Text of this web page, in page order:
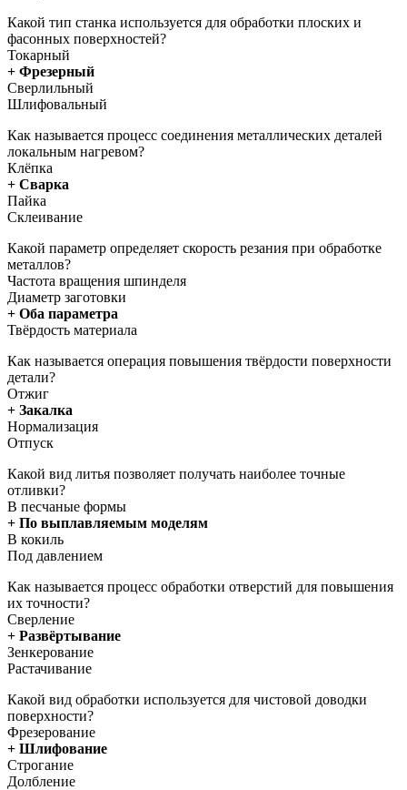
Какой тип станка используется для обработки плоских и
фасонных поверхностей?
Токарный
+ Фрезерный
Сверлильный
Шлифовальный
Как называется процесс соединения металлических деталей
локальным нагревом?
Клёпка
+ Сварка
Пайка
Склеивание
Какой параметр определяет скорость резания при обработке
металлов?
Частота вращения шпинделя
Диаметр заготовки
+ Оба параметра
Твёрдость материала
Как называется операция повышения твёрдости поверхности
детали?
Отжиг
+ Закалка
Нормализация
Отпуск
Какой вид литья позволяет получать наиболее точные
отливки?
В песчаные формы
+ По выплавляемым моделям
В кокиль
Под давлением
Как называется процесс обработки отверстий для повышения
их точности?
Сверление
+ Развёртывание
Зенкерование
Растачивание
Какой вид обработки используется для чистовой доводки
поверхности?
Фрезерование
+ Шлифование
Строгание
Долбление